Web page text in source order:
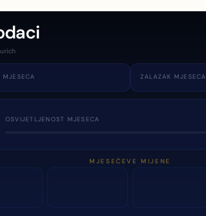
MJESECA ZALAZAK MJESECA
OSVIJETLJENOST MJESECA
MJESEČEVE MIJENE